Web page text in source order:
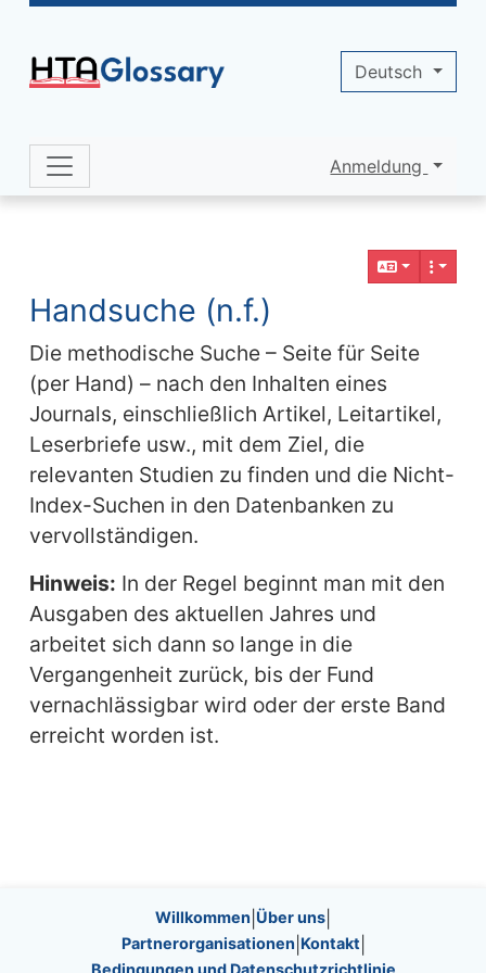
Navigation and related functionality
Handsuche (n.f.)
Die methodische Suche – Seite für Seite
(per Hand) – nach den Inhalten eines
Journals, einschließlich Artikel, Leitartikel,
Leserbriefe usw., mit dem Ziel, die
relevanten Studien zu finden und die Nicht-
Index-Suchen in den Datenbanken zu
vervollständigen.
Hinweis: In der Regel beginnt man mit den
Ausgaben des aktuellen Jahres und
arbeitet sich dann so lange in die
Vergangenheit zurück, bis der Fund
vernachlässigbar wird oder der erste Band
erreicht worden ist.
Site information, links, etc.
Willkommen Über uns
Partnerorganisationen Kontakt
Bedingungen und Datenschutzrichtlinie
Site identity, navigation, etc.
Anmeldung
Deutsch